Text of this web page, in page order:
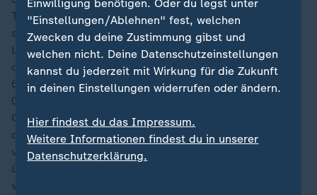
Toney wird von Rice mit einem butterweichen Heber
aus dem Halbfeld am Elfmeterpunkt gefunden. Doch
Lacroix ist aufmerksam und trennt den Stürmer vor
dessen Schussversuch vom Ball.
61′
00:24
Olise bekommt von seinen Gegenspielern mittig vor
dem Strafraum sträflich viel Platz. Aus 19 Metern
verzieht der Münchner den Linksschuss aber
überraschend deutlich und zielt klar links am Tor
vorbei. Ungewohnt!
Einwilligung benötigen. Oder du legst unter
"Einstellungen/Ablehnen" fest, welchen
Zwecken du deine Zustimmung gibst und
welchen nicht. Deine Datenschutzeinstellungen
kannst du jederzeit mit Wirkung für die Zukunft
in deinen Einstellungen widerrufen oder ändern.
Hier findest du das Impressum.
Weitere Informationen findest du in unserer
Datenschutzerklärung.